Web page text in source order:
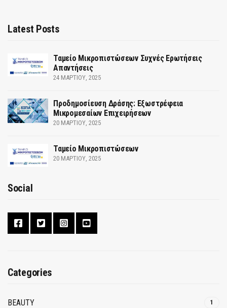
Latest Posts
Ταμείο Μικροπιστώσεων Συχνές Ερωτήσεις
Απαντήσεις
24 ΜΑΡΤΊΟΥ, 2025
Προδημοσίευση Δράσης: Εξωστρέφεια
Μικρομεσαίων Επιχειρήσεων
20 ΜΑΡΤΊΟΥ, 2025
Ταμείο Μικροπιστώσεων
20 ΜΑΡΤΊΟΥ, 2025
Social
Categories
BEAUTY 1